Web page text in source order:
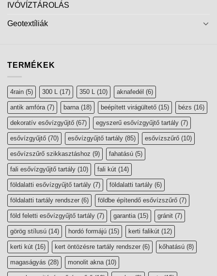
IVÓVÍZTÁROLÁS
Geotextíliák
TERMÉKEK
4rain (5) 300 L (17) 350 L (10) aknafedél (6)
antik amfóra(7) barna(18) beépített virágültető (15) bézs (16)
dekoratív esővízgyűjtő (67) egyszerű esővízgyűjtő tartály (7)
esővízgyűjtő (70) esővízgyűjtő tartály (85) esővízszűrő (10)
esővízszűrő szikkasztáshoz (9) fahatású (5)
fali esővízgyűjtő tartály (10) fali kút (14)
földalatti esővízgyűjtő tartály (7) földalatti tartály (6)
földalatti tartály rendszer (6) földbe építendő esővízszűrő (7)
föld feletti esővízgyűjtő tartály (7) garantia(15) gránit (7)
görög stílusú (14) hordó formájú (15) kerti falikút (12)
kerti kút (16) kert öntözésre tartály rendszer (6) kőhatású (8)
magaságyás (28) monolit akna(10)